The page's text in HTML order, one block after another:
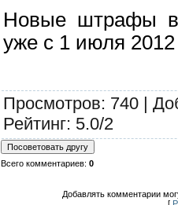
Новые штрафы в
уже с 1 июля 2012
Просмотров: 740 |
Рейтинг: 5.0/2
Всего комментариев: 0
Добавлять комментарии